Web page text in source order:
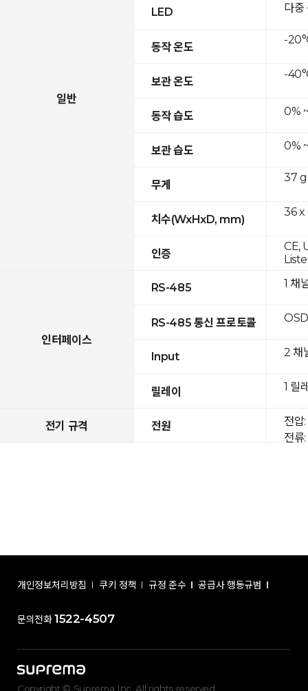
일반
LED
동작 온도
보관 온도
동작 습도
보관 습도
무게
치수(WxHxD, mm)
인증
인터페이스
RS-485
RS-485 통신 프로토콜
Input
릴레이
전기 규격 전원
다중
-
-
0%
0%
37 g
36 x
CE,
1 채
2 채
1 릴
전압
전류
개인정보처리방침 쿠키 정책 규정 준수 공급사 행동규범
문의전화 1522-4507
Copyright © Suprema Inc. All rights reserved.